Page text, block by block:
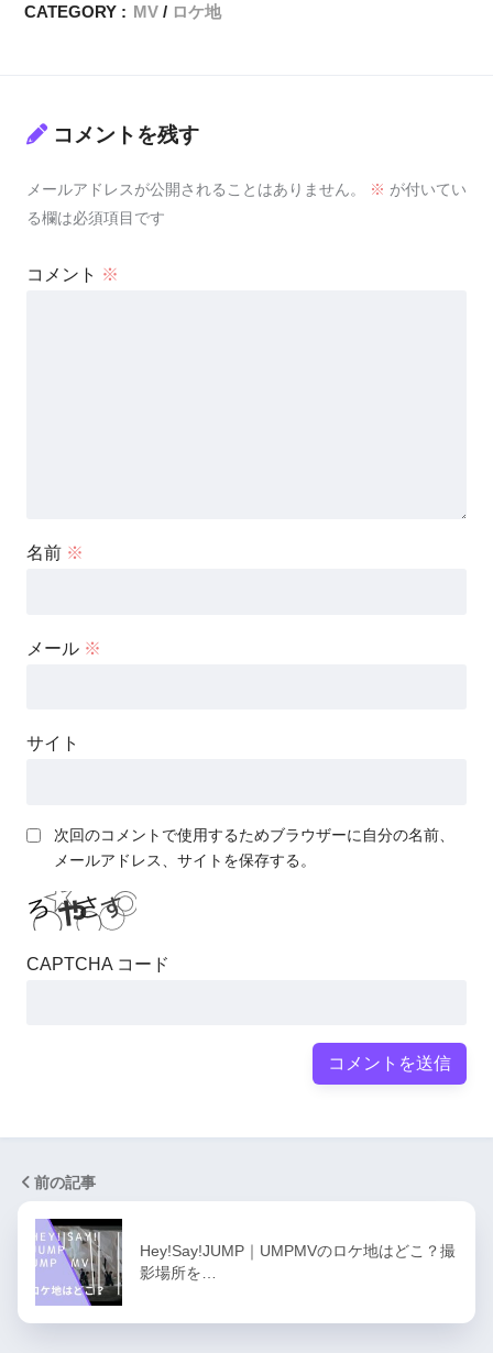
CATEGORY : MV ロケ地
コメントを残す
メールアドレスが公開されることはありません。 ※ が付いてい
る欄は必須項目です
コメント ※
名前 ※
メール ※
サイト
次回のコメントで使用するためブラウザーに自分の名前、
メールアドレス、サイトを保存する。
CAPTCHA コード
前の記事
Hey!Say!JUMP｜UMPMVのロケ地はどこ？撮
影場所を…